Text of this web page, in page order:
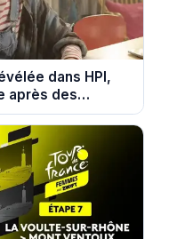
dans HPI,
après des